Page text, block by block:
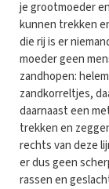
je grootmoeder
kunnen trekken
die rij is er
moeder geen
zandhopen:
zandkorreltjes,
daarnaast een
trekken en
rechts van deze
er dus geen
rassen en